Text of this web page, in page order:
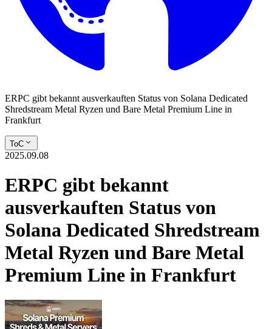
ERPC gibt bekannt ausverkauften Status von Solana Dedicated
Shredstream Metal Ryzen und Bare Metal Premium Line in
Frankfurt
ToC
2025.09.08
ERPC gibt bekannt
ausverkauften Status von
Solana Dedicated Shredstream
Metal Ryzen und Bare Metal
Premium Line in Frankfurt